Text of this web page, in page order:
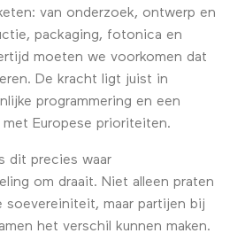
van onderzoek, ontwerp en
packaging, fotonica en
moeten we voorkomen dat
De kracht ligt juist in
programmering en een
Europese prioriteiten.
dit precies waar
om draait. Niet alleen praten
soevereiniteit, maar partijen bij
het verschil kunnen maken.